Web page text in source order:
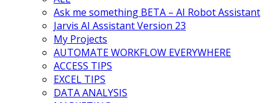
Ask me something BETA – AI Robot Assistant
Jarvis AI Assistant Version 23
My Projects
AUTOMATE WORKFLOW EVERYWHERE
ACCESS TIPS
EXCEL TIPS
DATA ANALYSIS